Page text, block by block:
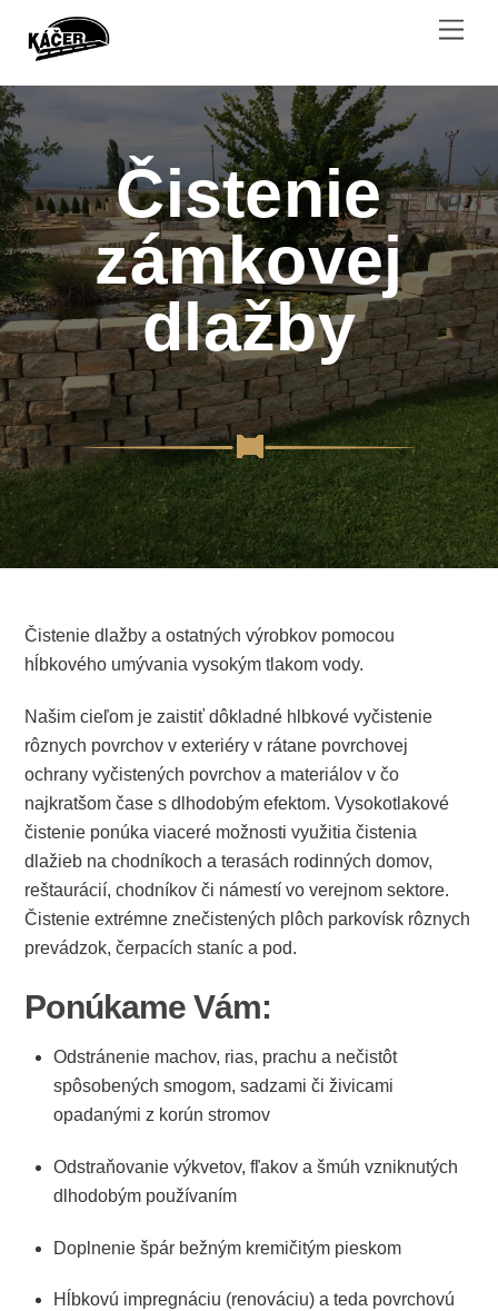
Čistenie
zámkovej
dlažby
Čistenie dlažby a ostatných výrobkov pomocou
hĺbkového umývania vysokým tlakom vody.
Našim cieľom je zaistiť dôkladné hlbkové vyčistenie
rôznych povrchov v exteriéry v rátane povrchovej
ochrany vyčistených povrchov a materiálov v čo
najkratšom čase s dlhodobým efektom. Vysokotlakové
čistenie ponúka viaceré možnosti využitia čistenia
dlažieb na chodníkoch a terasách rodinných domov,
reštaurácií, chodníkov či námestí vo verejnom sektore.
Čistenie extrémne znečistených plôch parkovísk rôznych
prevádzok, čerpacích staníc a pod.
Ponúkame Vám:
Odstránenie machov, rias, prachu a nečistôt
spôsobených smogom, sadzami či živicami
opadanými z korún stromov
Odstraňovanie výkvetov, fľakov a šmúh vzniknutých
dlhodobým používaním
Doplnenie špár bežným kremičitým pieskom
Hĺbkovú impregnáciu (renováciu) a teda povrchovú